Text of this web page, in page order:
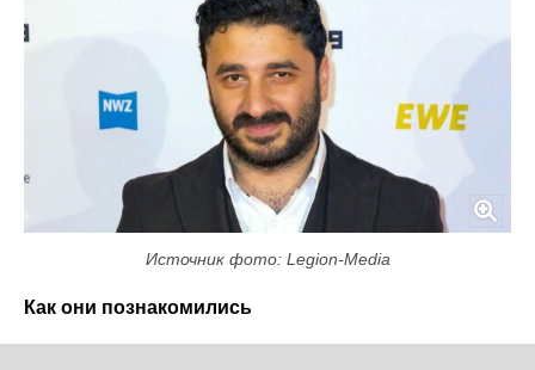
Источник фото: Legion-Media
Как они познакомились